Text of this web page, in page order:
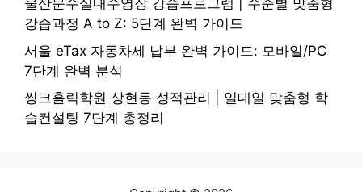
울산문수실내수영장 강습프로그램 | 수준별 맞춤형
강습과정 A to Z: 5단계 완벽 가이드
서울 eTax 자동차세 납부 완벽 가이드: 모바일/PC
7단계 완벽 분석
씽크홀릭학원 상현동 성적관리 | 일대일 맞춤형 학
습컨설팅 7단계 총정리